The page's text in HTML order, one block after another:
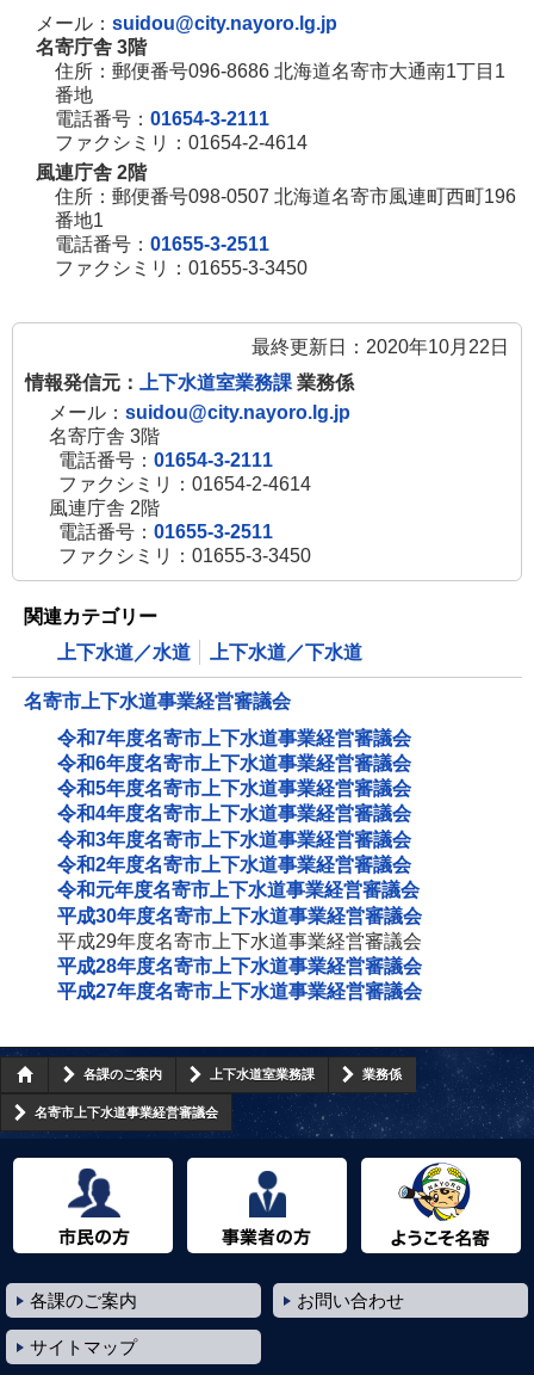
メール： suidou@city.nayoro.lg.jp
名寄庁舎 3階
住所：郵便番号096-8686 北海道名寄市大通南1丁目1
番地
電話番号： 01654-3-2111
ファクシミリ：01654-2-4614
風連庁舎 2階
住所：郵便番号098-0507 北海道名寄市風連町西町196
番地1
電話番号： 01655-3-2511
ファクシミリ：01655-3-3450
最終更新日：2020年10月22日
情報発信元：
上下水道室業務課 業務係
メール： suidou@city.nayoro.lg.jp
名寄庁舎 3階
電話番号： 01654-3-2111
ファクシミリ：01654-2-4614
風連庁舎 2階
電話番号： 01655-3-2511
ファクシミリ：01655-3-3450
関連カテゴリー
上下水道／水道
上下水道／下水道
名寄市上下水道事業経営審議会
令和7年度名寄市上下水道事業経営審議会
令和6年度名寄市上下水道事業経営審議会
令和5年度名寄市上下水道事業経営審議会
令和4年度名寄市上下水道事業経営審議会
令和3年度名寄市上下水道事業経営審議会
令和2年度名寄市上下水道事業経営審議会
令和元年度名寄市上下水道事業経営審議会
平成30年度名寄市上下水道事業経営審議会
平成29年度名寄市上下水道事業経営審議会
平成28年度名寄市上下水道事業経営審議会
平成27年度名寄市上下水道事業経営審議会
各課のご案内 上下水道室業務課 業務係
名寄市上下水道事業経営審議会
各課のご案内 お問い合わせ
サイトマップ